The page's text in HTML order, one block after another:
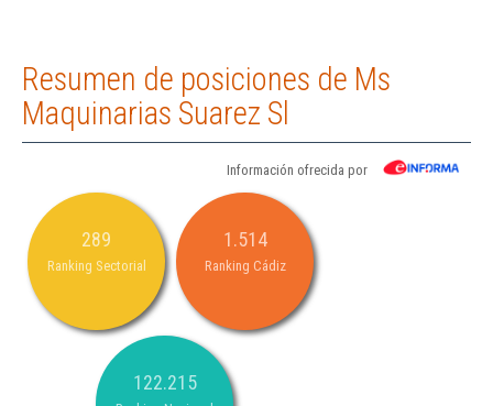
Resumen de posiciones de Ms
Maquinarias Suarez Sl
Información ofrecida por
289
Ranking Sectorial
1.514
Ranking Cádiz
122.215